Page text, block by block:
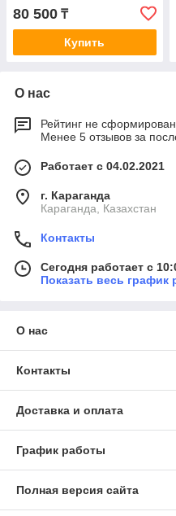
80 500 ₸
Купить
О нас
Рейтинг не сформирован
Менее 5 отзывов за
Работает с 04.02.2021
г. Караганда
Караганда, Казахстан
Контакты
Сегодня работает с
Показать весь график
О нас
Контакты
Доставка и оплата
График работы
Полная версия сайта